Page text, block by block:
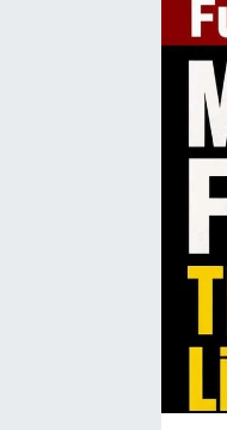
Bilim ve Teknoloji